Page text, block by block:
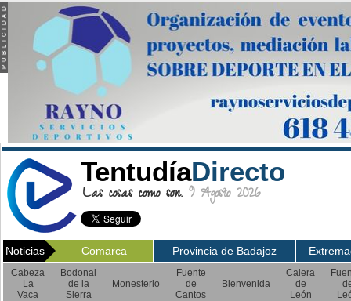
TentudíaDirecto
Las cosas como son. 9 Agosto 2026
Noticias Comarca Provincia de Badajoz
Cabeza
La
Vaca
Bodonal
de la
Sierra
Monesterio
Fuente
de
Cantos
Bienvenida
Calera
de
León